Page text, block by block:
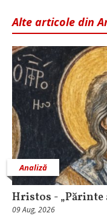
Alte articole din
Analiză
Hristos - „Părinte
09 Aug, 2026